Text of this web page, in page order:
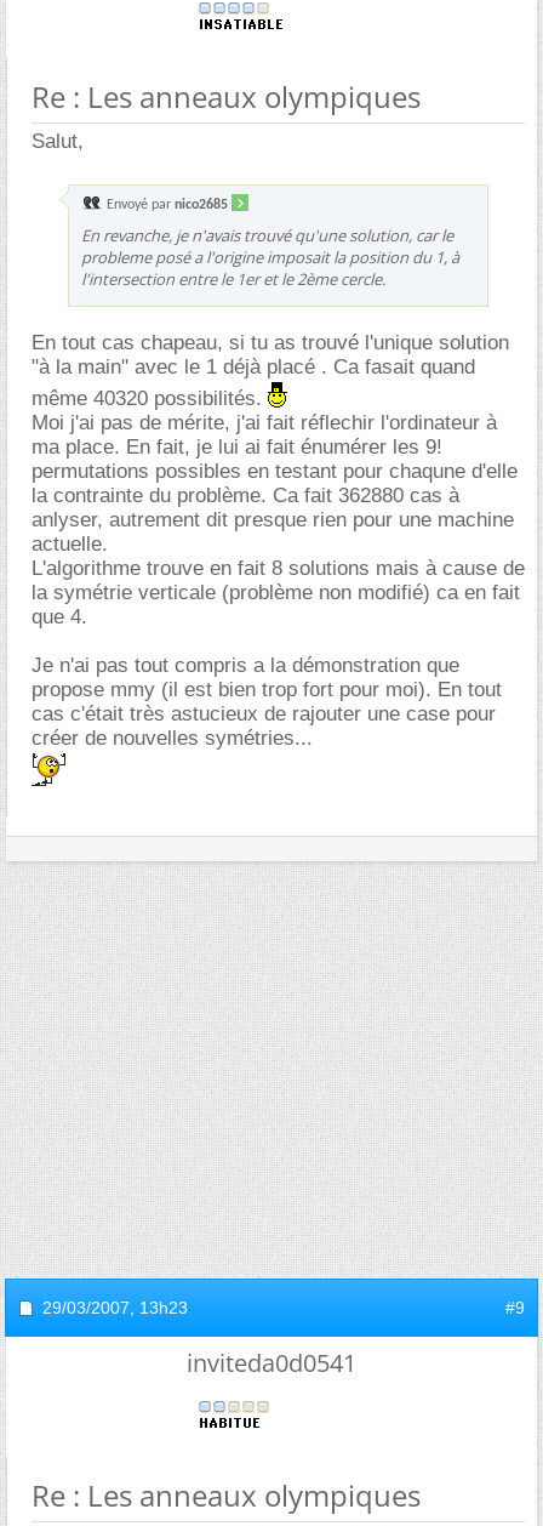
Re : Les anneaux olympiques
Salut,
Envoyé par nico2685
En revanche, je n'avais trouvé qu'une solution, car le
probleme posé a l'origine imposait la position du 1, à
l'intersection entre le 1er et le 2ème cercle.
En tout cas chapeau, si tu as trouvé l'unique solution
"à la main" avec le 1 déjà placé . Ca fasait quand
même 40320 possibilités.
Moi j'ai pas de mérite, j'ai fait réflechir l'ordinateur à
ma place. En fait, je lui ai fait énumérer les 9!
permutations possibles en testant pour chaqune d'elle
la contrainte du problème. Ca fait 362880 cas à
anlyser, autrement dit presque rien pour une machine
actuelle.
L'algorithme trouve en fait 8 solutions mais à cause de
la symétrie verticale (problème non modifié) ca en fait
que 4.
Je n'ai pas tout compris a la démonstration que
propose mmy (il est bien trop fort pour moi). En tout
cas c'était très astucieux de rajouter une case pour
créer de nouvelles symétries...
29/03/2007, 13h23 #9
inviteda0d0541
Re : Les anneaux olympiques